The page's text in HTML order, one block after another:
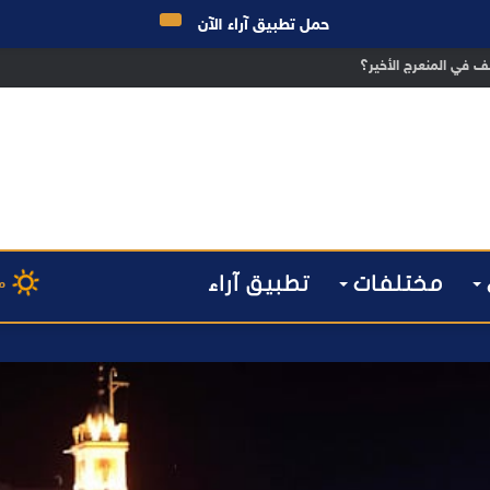
هل أصبحت إدارة الأزمات خارج أولويات الفاعلين السياسيين؟
مختلفات تطبيق آراء
حمل تطبيق آراء الآن